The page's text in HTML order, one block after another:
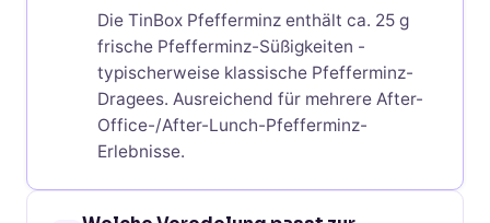
Die TinBox Pfefferminz enthält ca. 25 g
frische Pfefferminz-Süßigkeiten -
typischerweise klassische Pfefferminz-
Dragees. Ausreichend für mehrere After-
Office-/After-Lunch-Pfefferminz-
Erlebnisse.